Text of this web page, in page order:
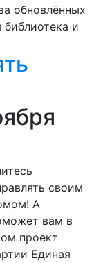
обновлённых
и
своим
А
вам в
проект
Единая